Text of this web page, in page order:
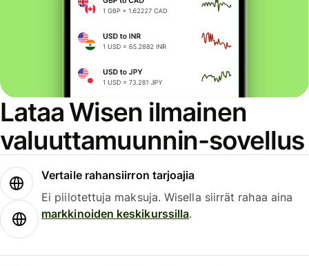
Lataa Wisen ilmainen
valuuttamuunnin-sovellus
Vertaile rahansiirron tarjoajia
Ei piilotettuja maksuja. Wisella siirrät rahaa aina
markkinoiden keskikurssilla.